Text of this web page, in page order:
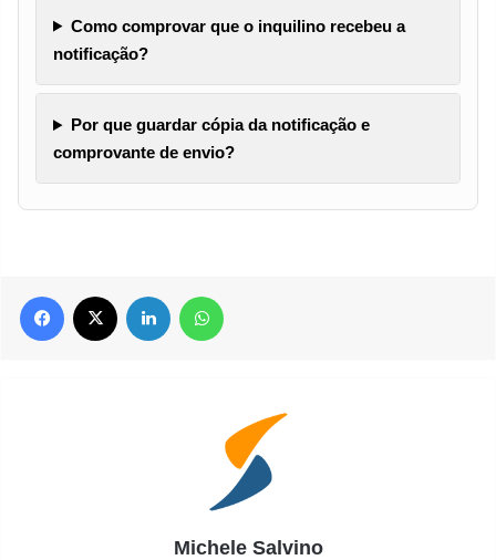
Como comprovar que o inquilino recebeu a
notificação?
Por que guardar cópia da notificação e
comprovante de envio?
Facebook Linkedin
Michele Salvino